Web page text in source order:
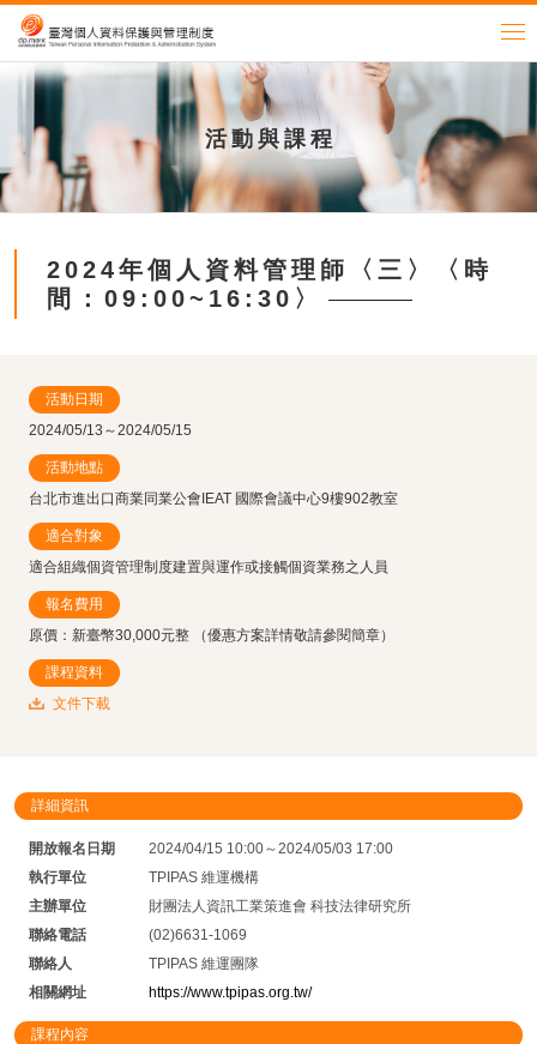
活動與課程
2024年個人資料管理師〈三〉〈時
間：09:00~16:30〉
活動日期
2024/05/13～2024/05/15
活動地點
台北市進出口商業同業公會IEAT 國際會議中心9樓902教室
適合對象
適合組織個資管理制度建置與運作或接觸個資業務之人員
報名費用
原價：新臺幣30,000元整 （優惠方案詳情敬請參閱簡章）
課程資料
文件下載
詳細資訊
開放報名日期
2024/04/15 10:00～2024/05/03 17:00
執行單位
TPIPAS 維運機構
主辦單位
財團法人資訊工業策進會 科技法律研究所
聯絡電話
(02)6631-1069
聯絡人
TPIPAS 維運團隊
相關網址
https://www.tpipas.org.tw/
課程內容